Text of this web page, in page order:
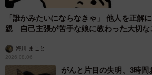
Twitter）アカウント
「誰かみたいにならなきゃ」 他人を正解
親 自己主張が苦手な娘に教わった大切な
海川 まこと
2026.08.06
がんと片目の失明、3時間